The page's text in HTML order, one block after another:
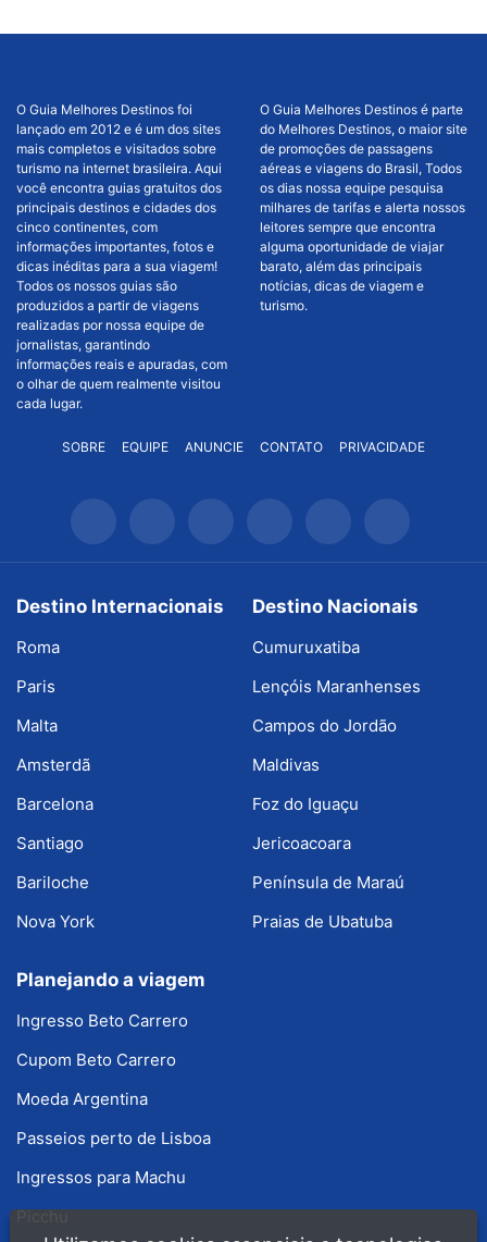
O Guia Melhores Destinos foi
lançado em 2012 e é um dos sites
mais completos e visitados sobre
turismo na internet brasileira. Aqui
você encontra guias gratuitos dos
principais destinos e cidades dos
cinco continentes, com
informações importantes, fotos e
dicas inéditas para a sua viagem!
Todos os nossos guias são
produzidos a partir de viagens
realizadas por nossa equipe de
jornalistas, garantindo
informações reais e apuradas, com
o olhar de quem realmente visitou
cada lugar.
O Guia Melhores Destinos é parte
do Melhores Destinos, o maior site
de promoções de passagens
aéreas e viagens do Brasil, Todos
os dias nossa equipe pesquisa
milhares de tarifas e alerta nossos
leitores sempre que encontra
alguma oportunidade de viajar
barato, além das principais
notícias, dicas de viagem e
turismo.
SOBRE EQUIPE ANUNCIE CONTATO PRIVACIDADE
Destino Internacionais
Roma
Paris
Malta
Amsterdã
Barcelona
Santiago
Bariloche
Nova York
Destino Nacionais
Cumuruxatiba
Lençóis Maranhenses
Campos do Jordão
Maldivas
Foz do Iguaçu
Jericoacoara
Península de Maraú
Praias de Ubatuba
Planejando a viagem
Ingresso Beto Carrero
Cupom Beto Carrero
Moeda Argentina
Passeios perto de Lisboa
Ingressos para Machu
Picchu